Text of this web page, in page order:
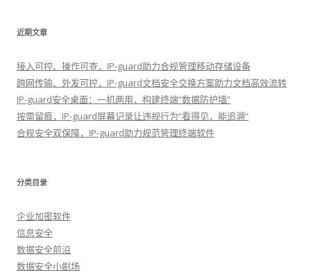
近期文章
接入可控、操作可查，IP-guard助力合规管理移动存储设备
跨网传输、外发可控，IP-guard文档安全交换方案助力文档高效流转
IP-guard安全桌面：一机两用，构建终端“数据防护墙”
按需留痕，IP-guard屏幕记录让违规行为“看得见，能追溯”
合规安全双保障，IP-guard助力规范管理终端软件
分类目录
企业加密软件
信息安全
数据安全前沿
数据安全小剧场